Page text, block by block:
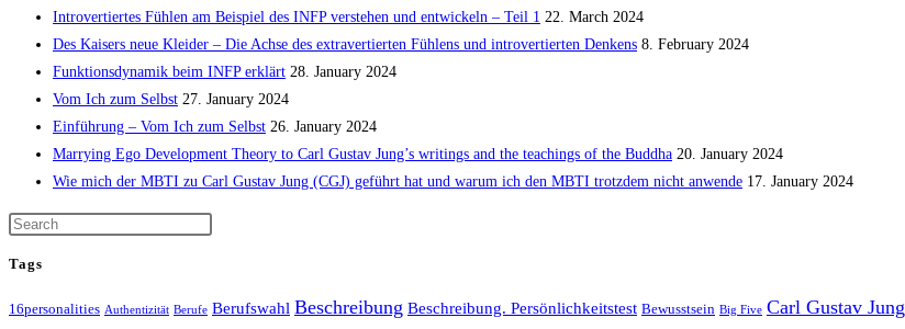
Introvertiertes Fühlen am Beispiel des INFP verstehen und entwickeln – Teil 1 22. March 2024
Des Kaisers neue Kleider – Die Achse des extravertierten Fühlens und introvertierten Denkens 8. February 2024
Funktionsdynamik beim INFP erklärt 28. January 2024
Vom Ich zum Selbst 27. January 2024
Einführung – Vom Ich zum Selbst 26. January 2024
Marrying Ego Development Theory to Carl Gustav Jung’s writings and the teachings of the Buddha 20. January 2024
Wie mich der MBTI zu Carl Gustav Jung (CGJ) geführt hat und warum ich den MBTI trotzdem nicht anwende 17. January 2024
Tags
16personalities Authentizität Berufe Berufswahl Beschreibung Beschreibung. Persönlichkeitstest Bewusstsein Big Five Carl Gustav Jung